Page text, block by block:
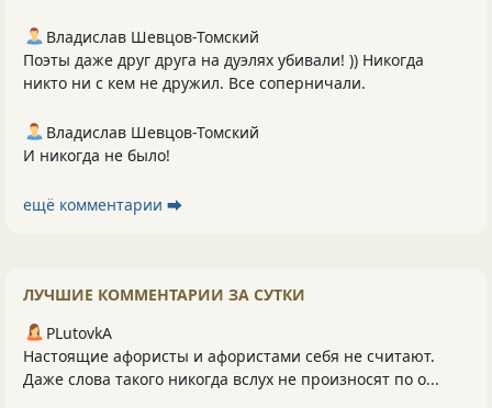
Владислав Шевцов-Томский
Поэты даже друг друга на дуэлях убивали! )) Никогда
никто ни с кем не дружил. Все соперничали.
Владислав Шевцов-Томский
И никогда не было!
ещё комментарии ⮕
ЛУЧШИЕ КОММЕНТАРИИ ЗА СУТКИ
PLutоvkА
Настоящие афористы и афористами себя не считают.
Даже слова такого никогда вслух не произносят по о...